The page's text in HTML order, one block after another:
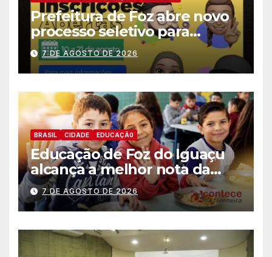
Prefeitura de Foz abre novo
processo seletivo para
estagiários
7 DE AGOSTO DE 2026
BRASIL CIDADE EDUCAÇÃ0
Educação de Foz do Iguaçu
alcança a melhor nota da
história no IDEB
7 DE AGOSTO DE 2026